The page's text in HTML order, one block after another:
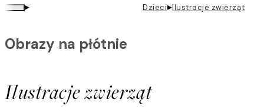
▸ Dzieci▸Ilustracje zwierząt
Ilustracje zwierząt
Obrazy na płótnie